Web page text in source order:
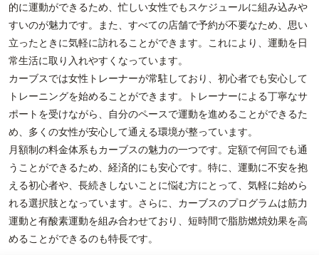
的に運動ができるため、忙しい女性でもスケジュールに組み込みや
すいのが魅力です。また、すべての店舗で予約が不要なため、思い
立ったときに気軽に訪れることができます。これにより、運動を日
常生活に取り入れやすくなっています。
カーブスでは女性トレーナーが常駐しており、初心者でも安心して
トレーニングを始めることができます。トレーナーによる丁寧なサ
ポートを受けながら、自分のペースで運動を進めることができるた
め、多くの女性が安心して通える環境が整っています。
月額制の料金体系もカーブスの魅力の一つです。定額で何回でも通
うことができるため、経済的にも安心です。特に、運動に不安を抱
える初心者や、長続きしないことに悩む方にとって、気軽に始めら
れる選択肢となっています。さらに、カーブスのプログラムは筋力
運動と有酸素運動を組み合わせており、短時間で脂肪燃焼効果を高
めることができるのも特長です。